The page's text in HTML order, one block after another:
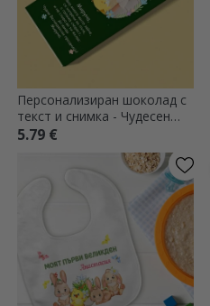
Персонализиран шоколад с
текст и снимка - Чудесен
Великден
5.79 €